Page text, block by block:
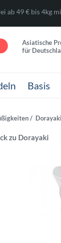
ab 49 € bis 4kg
Asiatische
für
Basis
Dorayaki
zu Dorayaki